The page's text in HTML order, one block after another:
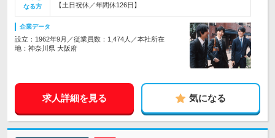
なる方
【土日祝休／年間休126日】
企業データ
設立：1962年9月／従業員数：1,474人／本社所在
地：神奈川県 大阪府
求人詳細を見る 気になる